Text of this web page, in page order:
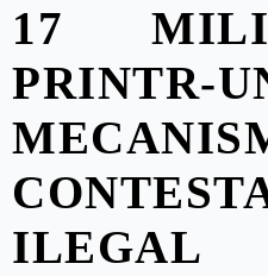
17
PRINTR-
ILEGAL